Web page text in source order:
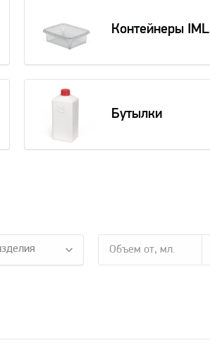
Контейнеры IML
Бутылки